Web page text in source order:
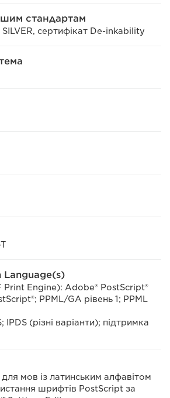
стандартам
SILVER, сертифікат De-inkability
Language(s)
Print Engine): Adobe® PostScript®
PPML/GA рівень 1; PPML
IPDS (різні варіанти); підтримка
мов із латинським алфавітом
шрифтів PostScript за